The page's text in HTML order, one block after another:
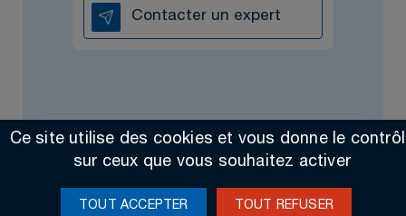
Contacter un expert
Tous droits réservés @2026 Contact Mentions légales
Ce site utilise des cookies et vous donne le
sur ceux que vous souhaitez activer
TOUT ACCEPTER TOUT REFUSER